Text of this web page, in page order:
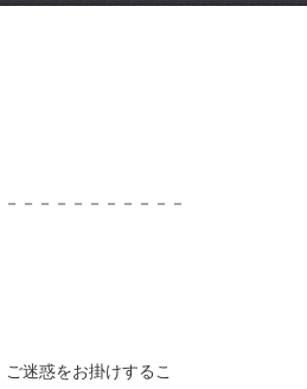
－－－－－－－－－－
迷惑をお掛けするこ